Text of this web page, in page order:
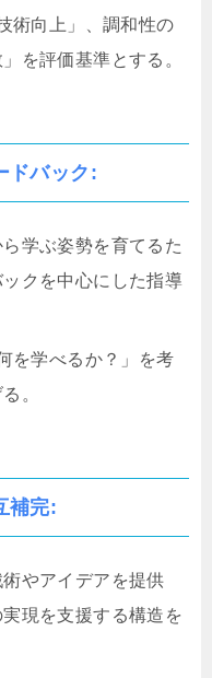
術向上」、調和性の
を評価基準とする。
ドバック:
学ぶ姿勢を育てるた
クを中心にした指導
を学べるか？」を考
。
補完:
やアイデアを提供
現を支援する構造を